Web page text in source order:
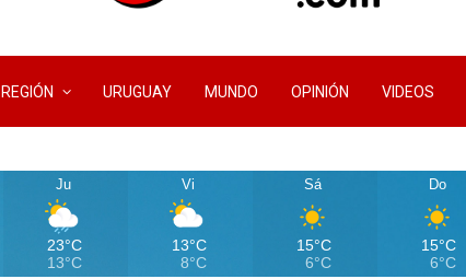
REGIÓN URUGUAY MUNDO OPINIÓN VIDEOS
Ju
23°C
13°C
Vi
13°C
8°C
Sá
15°C
6°C
Do
15°C
6°C